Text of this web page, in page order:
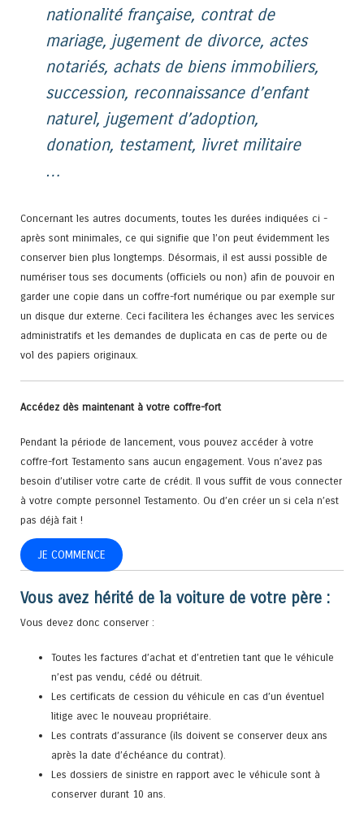
nationalité française, contrat de
mariage, jugement de divorce, actes
notariés, achats de biens immobiliers,
succession, reconnaissance d’enfant
naturel, jugement d’adoption,
donation, testament, livret militaire
…
Concernant les autres documents, toutes les durées indiquées ci -
après sont minimales, ce qui signifie que l’on peut évidemment les
conserver bien plus longtemps. Désormais, il est aussi possible de
numériser tous ses documents (officiels ou non) afin de pouvoir en
garder une copie dans un coffre-fort numérique ou par exemple sur
un disque dur externe. Ceci facilitera les échanges avec les services
administratifs et les demandes de duplicata en cas de perte ou de
vol des papiers originaux.
Accédez dès maintenant à votre coffre-fort
Pendant la période de lancement, vous pouvez accéder à votre
coffre-fort Testamento sans aucun engagement. Vous n’avez pas
besoin d’utiliser votre carte de crédit. Il vous suffit de vous connecter
à votre compte personnel Testamento. Ou d’en créer un si cela n’est
pas déjà fait !
JE COMMENCE
Vous avez hérité de la voiture de votre père :
Vous devez donc conserver :
Toutes les factures d’achat et d’entretien tant que le véhicule
n’est pas vendu, cédé ou détruit.
Les certificats de cession du véhicule en cas d’un éventuel
litige avec le nouveau propriétaire.
Les contrats d’assurance (ils doivent se conserver deux ans
après la date d’échéance du contrat).
Les dossiers de sinistre en rapport avec le véhicule sont à
conserver durant 10 ans.